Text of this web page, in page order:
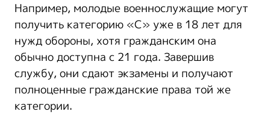
Например, молодые военнослужащие могут
получить категорию «С» уже в 18 лет для
нужд обороны, хотя гражданским она
обычно доступна с 21 года. Завершив
службу, они сдают экзамены и получают
полноценные гражданские права той же
категории.